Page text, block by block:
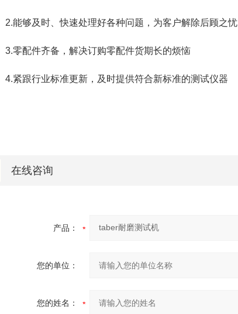
2.能够及时、快速处理好各种问题，为客户解除后顾之忧
3.零配件齐备，解决订购零配件货期长的烦恼
4.紧跟行业标准更新，及时提供符合新标准的测试仪器
在线咨询
产品：
您的单位：
您的姓名：